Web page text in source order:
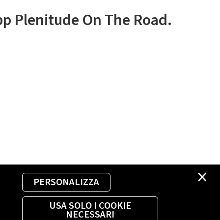
×
PERSONALIZZA
USA SOLO I COOKIE
NECESSARI
Plenitude On The Road.